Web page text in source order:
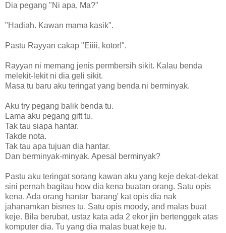
Dia pegang "Ni apa, Ma?"
"Hadiah. Kawan mama kasik".
Pastu Rayyan cakap "Eiiii, kotor!".
Rayyan ni memang jenis permbersih sikit. Kalau benda
melekit-lekit ni dia geli sikit.
Masa tu baru aku teringat yang benda ni berminyak.
Aku try pegang balik benda tu.
Lama aku pegang gift tu.
Tak tau siapa hantar.
Takde nota.
Tak tau apa tujuan dia hantar.
Dan berminyak-minyak. Apesal berminyak?
Pastu aku teringat sorang kawan aku yang keje dekat-dekat
sini pernah bagitau how dia kena buatan orang. Satu opis
kena. Ada orang hantar 'barang' kat opis dia nak
jahanamkan bisnes tu. Satu opis moody, and malas buat
keje. Bila berubat, ustaz kata ada 2 ekor jin bertenggek atas
komputer dia. Tu yang dia malas buat keje tu.